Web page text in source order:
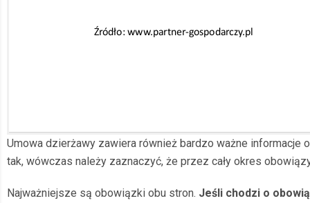
Umowa dzierżawy zawiera również bardzo ważne
tak, wówczas należy zaznaczyć, że przez cały okres
Najważniejsze są obowiązki obu stron. Jeśli chodzi o